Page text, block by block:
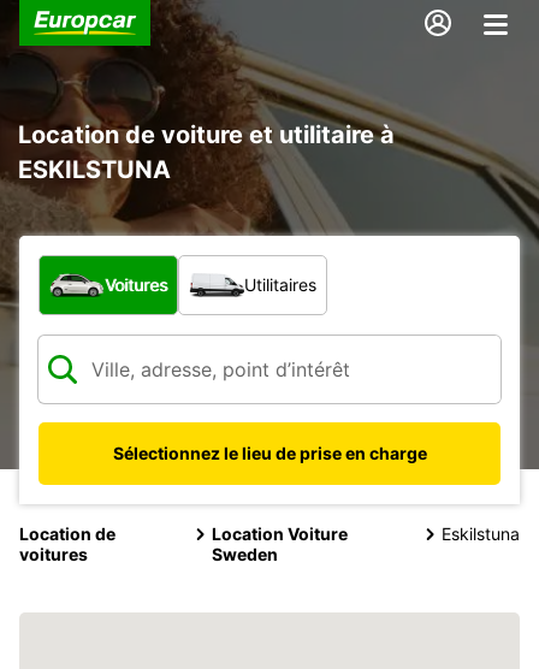
Location de voiture et utilitaire à
ESKILSTUNA
Quel type de véhicule ?
Voitures Utilitaires
Sélectionnez le lieu de prise en charge
Location de
voitures
Location Voiture
Sweden
Eskilstuna